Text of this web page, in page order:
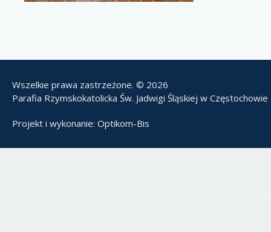
Wszelkie prawa zastrzeżone. © 2026
Parafia Rzymskokatolicka Św. Jadwigi Śląskiej w Częstochowie
Projekt i wykonanie: Optikom-Bis